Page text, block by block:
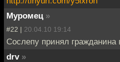
Муромец »
#22 | 20.04.10 19:14
Сослепу принял гражданина
drv »